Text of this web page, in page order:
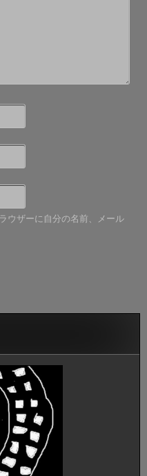
ウザーに自分の名前、メール